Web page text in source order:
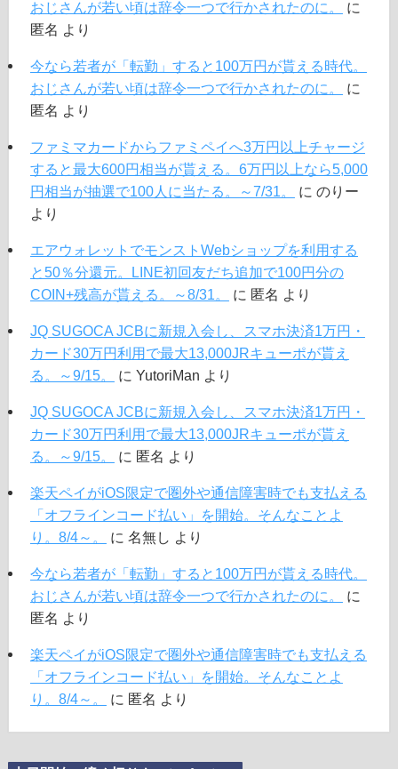
おじさんが若い頃は辞令一つで行かされたのに。
に
匿名 より
今なら若者が「転勤」すると100万円が貰える時代。
おじさんが若い頃は辞令一つで行かされたのに。
に
匿名 より
ファミマカードからファミペイへ3万円以上チャージ
すると最大600円相当が貰える。6万円以上なら5,000
円相当が抽選で100人に当たる。～7/31。
に のりー
より
エアウォレットでモンストWebショップを利用する
と50％分還元。LINE初回友だち追加で100円分の
COIN+残高が貰える。～8/31。
に 匿名 より
JQ SUGOCA JCBに新規入会し、スマホ決済1万円・
カード30万円利用で最大13,000JRキューポが貰え
る。～9/15。
に YutoriMan より
JQ SUGOCA JCBに新規入会し、スマホ決済1万円・
カード30万円利用で最大13,000JRキューポが貰え
る。～9/15。
に 匿名 より
楽天ペイがiOS限定で圏外や通信障害時でも支払える
「オフラインコード払い」を開始。そんなことよ
り。8/4～。
に 名無し より
今なら若者が「転勤」すると100万円が貰える時代。
おじさんが若い頃は辞令一つで行かされたのに。
に
匿名 より
楽天ペイがiOS限定で圏外や通信障害時でも支払える
「オフラインコード払い」を開始。そんなことよ
り。8/4～。
に 匿名 より